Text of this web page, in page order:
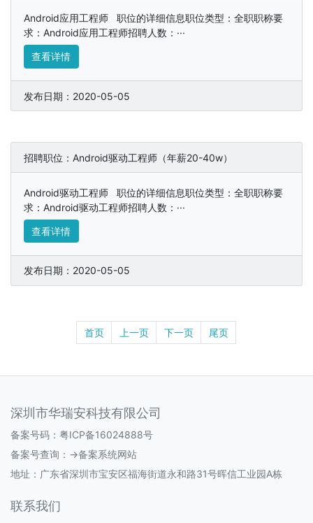
Android应用工程师 职位的详细信息职位类型：全职职称要
求：Android应用工程师招聘人数：···
查看详情
发布日期：2020-05-05
招聘职位：Android驱动工程师（年薪20-40w）
Android驱动工程师 职位的详细信息职位类型：全职职称要
求：Android驱动工程师招聘人数：···
查看详情
发布日期：2020-05-05
首页 上一页 下一页 尾页
深圳市华瑞安科技有限公司
备案号码： 粤ICP备16024888号
备案号查询： ->备案系统网站
地址：广东省深圳市宝安区福海街道永和路31号晖信工业园A栋
联系我们